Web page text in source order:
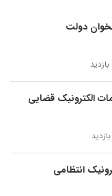
دولت
الکترونیک قضایی
انتظامی